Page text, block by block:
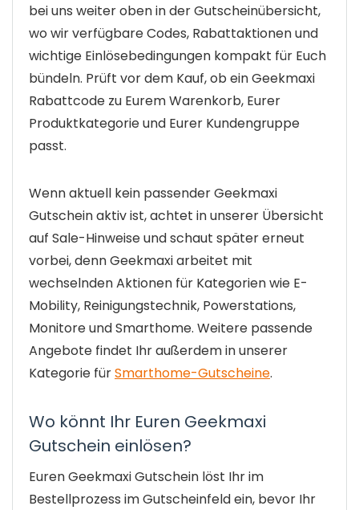
bei uns weiter oben in der Gutscheinübersicht,
wo wir verfügbare Codes, Rabattaktionen und
wichtige Einlösebedingungen kompakt für Euch
bündeln. Prüft vor dem Kauf, ob ein Geekmaxi
Rabattcode zu Eurem Warenkorb, Eurer
Produktkategorie und Eurer Kundengruppe
passt.
Wenn aktuell kein passender Geekmaxi
Gutschein aktiv ist, achtet in unserer Übersicht
auf Sale-Hinweise und schaut später erneut
vorbei, denn Geekmaxi arbeitet mit
wechselnden Aktionen für Kategorien wie E-
Mobility, Reinigungstechnik, Powerstations,
Monitore und Smarthome. Weitere passende
Angebote findet Ihr außerdem in unserer
Kategorie fürSmarthome-Gutscheine.
Wo könnt Ihr Euren Geekmaxi
Gutschein einlösen?
Euren Geekmaxi Gutschein löst Ihr im
Bestellprozess im Gutscheinfeld ein, bevor Ihr